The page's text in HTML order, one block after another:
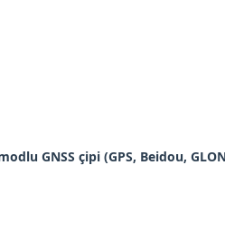
GNSS çipi (GPS, Beidou,